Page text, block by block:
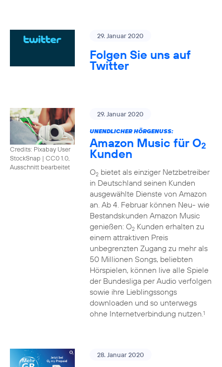
29. Januar 2020
Folgen Sie uns auf
Twitter
Credits: Pixabay User
StockSnap | CC0 1.0,
Ausschnitt bearbeitet
29. Januar 2020
UNENDLICHER HÖRGENUSS:
Amazon Music für O2
Kunden
O2bietet als einziger Netzbetreiber
in Deutschland seinen Kunden
ausgewählte Dienste von Amazon
an. Ab 4. Februar können Neu- wie
Bestandskunden Amazon Music
genießen: O2Kunden erhalten zu
einem attraktiven Preis
unbegrenzten Zugang zu mehr als
50 Millionen Songs, beliebten
Hörspielen, können live alle Spiele
der Bundesliga per Audio verfolgen
sowie ihre Lieblingssongs
downloaden und so unterwegs
ohne Internetverbindung nutzen.1
28. Januar 2020